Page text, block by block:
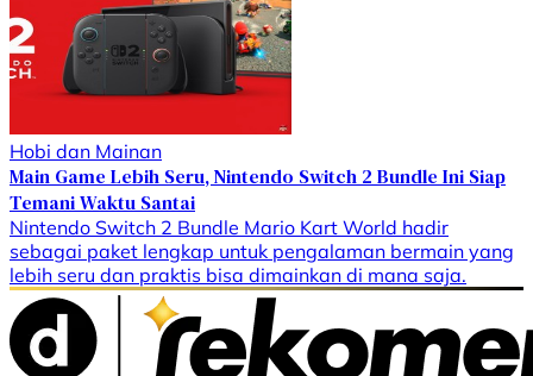
Hobi dan Mainan
Main Game Lebih Seru, Nintendo Switch 2 Bundle Ini Siap
Temani Waktu Santai
Nintendo Switch 2 Bundle Mario Kart World hadir
sebagai paket lengkap untuk pengalaman bermain yang
lebih seru dan praktis bisa dimainkan di mana saja.